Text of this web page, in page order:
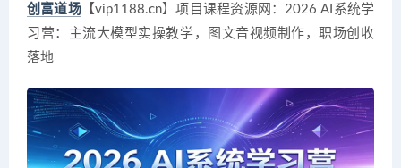
创富道场【vip1188.cn】项目课程资源网：2026 AI系统学
习营：主流大模型实操教学，图文音视频制作，职场创收
落地